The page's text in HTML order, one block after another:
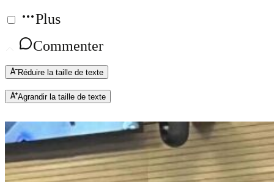
Plus
Commenter
Réduire la taille de texte
Agrandir la taille de texte